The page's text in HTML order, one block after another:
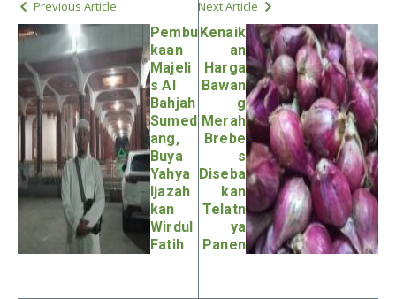
Previous Article
Pembu
kaan
Majeli
s Al
Bahjah
Sumed
ang,
Buya
Yahya
Ijazah
kan
Wirdul
Fatih
Next Article
Kenaik
an
Harga
Bawan
g
Merah
Brebe
s
Diseba
kan
Telatn
ya
Panen